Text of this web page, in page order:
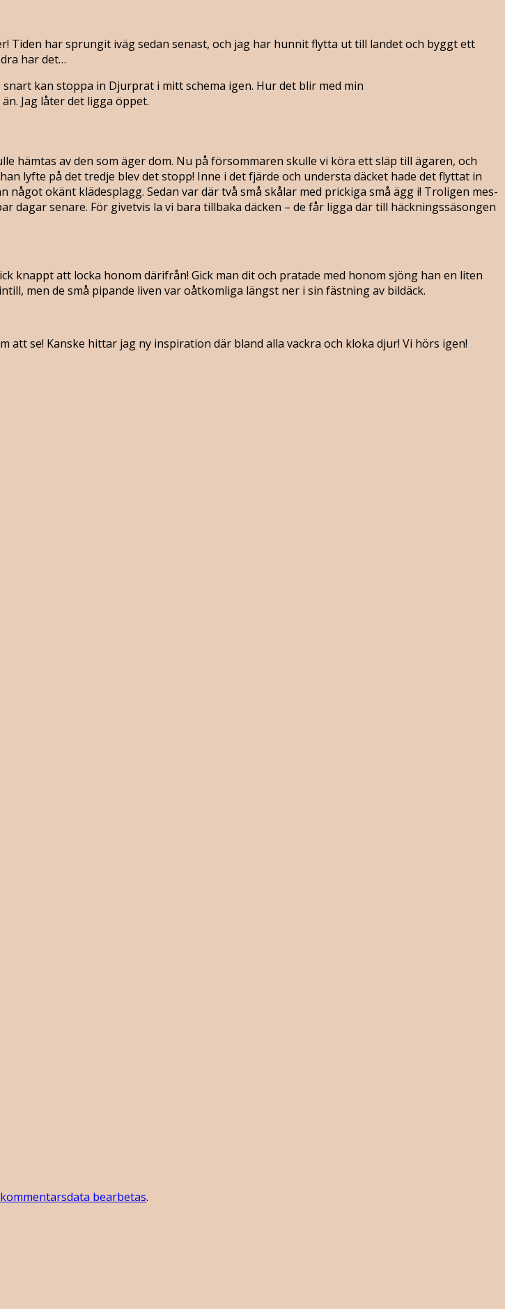
Tiden har sprungit iväg sedan senast, och jag har hunnit flytta ut till landet och byggt ett
har det…
kan stoppa in Djurprat i mitt schema igen. Hur det blir med min
Jag låter det ligga öppet.
hämtas av den som äger dom. Nu på försommaren skulle vi köra ett släp till ägaren, och
lyfte på det tredje blev det stopp! Inne i det fjärde och understa däcket hade det flyttat in
okänt klädesplagg. Sedan var där två små skålar med prickiga små ägg i! Troligen mes-
senare. För givetvis la vi bara tillbaka däcken – de får ligga där till häckningssäsongen
knappt att locka honom därifrån! Gick man dit och pratade med honom sjöng han en liten
men de små pipande liven var oåtkomliga längst ner i sin fästning av bildäck.
se! Kanske hittar jag ny inspiration där bland alla vackra och kloka djur! Vi hörs igen!
bearbetas.